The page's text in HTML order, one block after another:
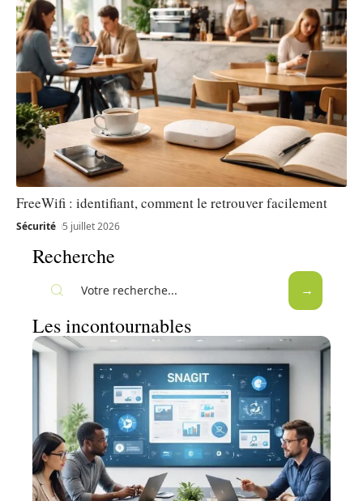
FreeWifi : identifiant, comment le retrouver facilement
Sécurité 5 juillet 2026
Recherche
Les incontournables